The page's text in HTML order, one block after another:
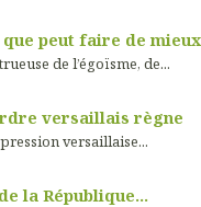
peut faire de
de l’égoïsme, de...
versaillais règne
versaillaise...
la République...